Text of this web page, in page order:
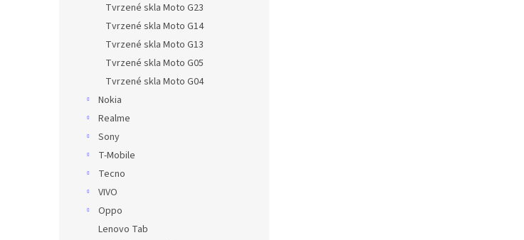
Tvrzené skla Moto G23
Tvrzené skla Moto G14
Tvrzené skla Moto G13
Tvrzené skla Moto G05
Tvrzené skla Moto G04
Nokia
Realme
Sony
T-Mobile
Tecno
VIVO
Oppo
Lenovo Tab